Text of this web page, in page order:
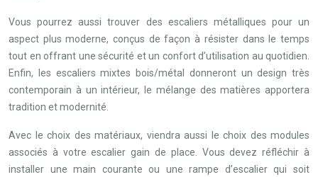
Vous pourrez aussi trouver des escaliers métalliques pour un
aspect plus moderne, conçus de façon à résister dans le temps
tout en offrant une sécurité et un confort d’utilisation au quotidien.
Enfin, les escaliers mixtes bois/métal donneront un design très
contemporain à un intérieur, le mélange des matières apportera
tradition et modernité.
Avec le choix des matériaux, viendra aussi le choix des modules
associés à votre escalier gain de place. Vous devez réfléchir à
installer une main courante ou une rampe d’escalier qui soit